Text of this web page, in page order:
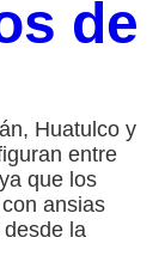
de
Huatulco y
entre
que los
ansias
la